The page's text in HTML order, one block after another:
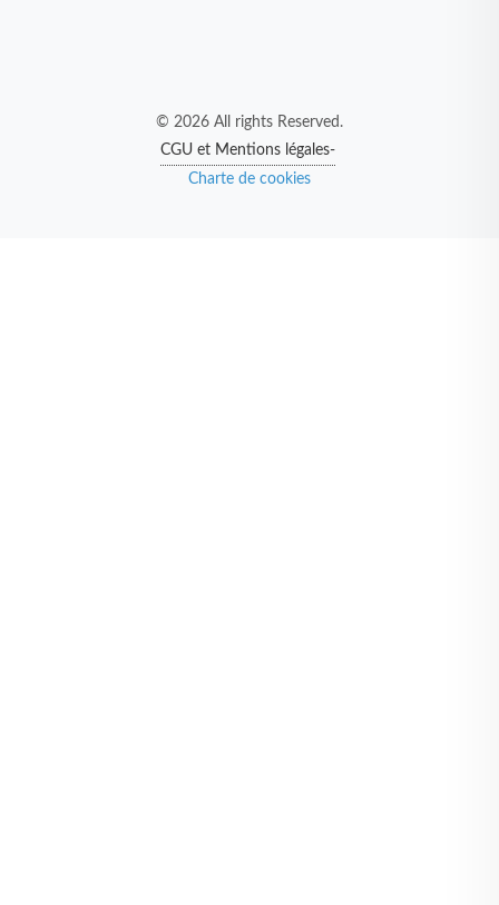
© 2026 All rights Reserved.
CGU et Mentions légales-
Charte de cookies